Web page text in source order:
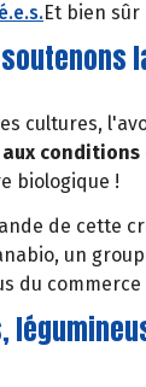
.Et bien
cultures,
biologique !
de cette
un
du